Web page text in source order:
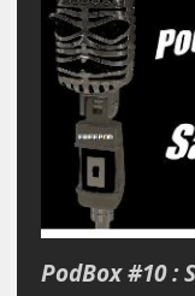
PodBox #10 :